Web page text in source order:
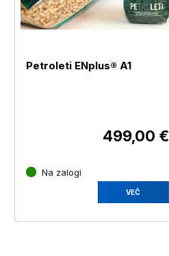
Petroleti ENplus® A1
499,00 €
Na zalogi
VEČ